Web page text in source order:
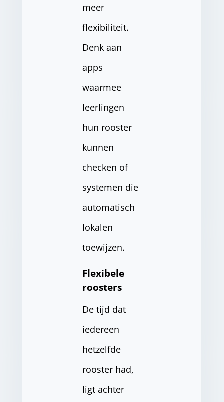
meer
flexibiliteit.
Denk aan
apps
waarmee
leerlingen
hun rooster
kunnen
checken of
systemen die
automatisch
lokalen
toewijzen.
Flexibele
roosters
De tijd dat
iedereen
hetzelfde
rooster had,
ligt achter